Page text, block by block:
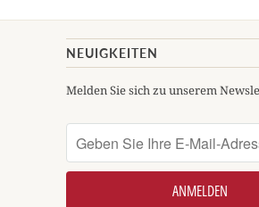
NEUIGKEITEN
Melden Sie sich zu unserem